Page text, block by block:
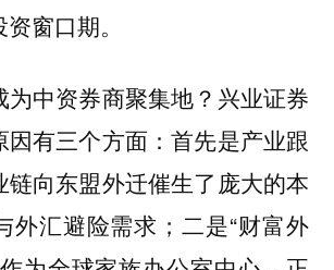
窗口期。
为中资券商聚集地？兴业证券
因有三个方面：首先是产业跟
链向东盟外迁催生了庞大的本
外汇避险需求；二是“财富外